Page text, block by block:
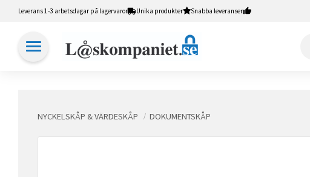
Leverans 1-3 arbetsdagar på lagervaror Unika produkter Snabba leveranser
NYCKELSKÅP & VÄRDESKÅP DOKUMENTSKÅP